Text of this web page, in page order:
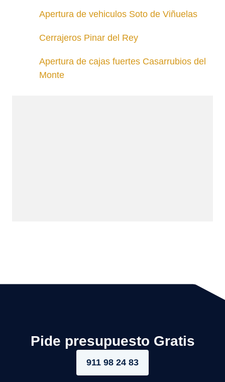
Apertura de vehiculos Soto de Viñuelas
Cerrajeros Pinar del Rey
Apertura de cajas fuertes Casarrubios del
Monte
Pide presupuesto Gratis
911 98 24 83